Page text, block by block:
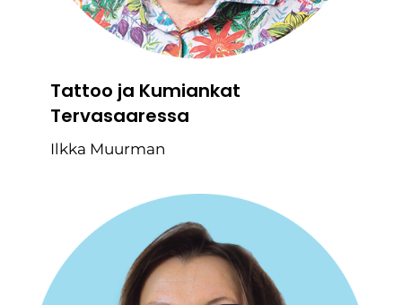
Tattoo ja Kumiankat
Tervasaaressa
Ilkka Muurman